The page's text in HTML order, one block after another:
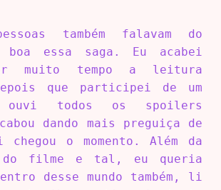
também falavam do
boa essa saga. Eu acabei
muito tempo a leitura
que participei de um
ouvi todos os spoilers
dando mais preguiça de
o momento. Além da
do filme e tal, eu queria
desse mundo também, li